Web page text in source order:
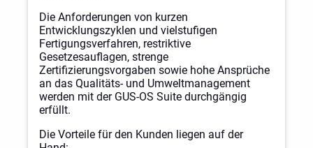
Die Anforderungen von kurzen
Entwicklungszyklen und vielstufigen
Fertigungsverfahren, restriktive
Gesetzesauflagen, strenge
Zertifizierungsvorgaben sowie hohe Ansprüche
an das Qualitäts- und Umweltmanagement
werden mit der GUS-OS Suite durchgängig
erfüllt.
Die Vorteile für den Kunden liegen auf der